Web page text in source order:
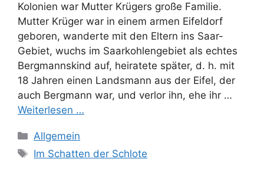
Kolonien war Mutter Krügers große Familie.
Mutter Krüger war in einem armen Eifeldorf
geboren, wanderte mit den Eltern ins Saar-
Gebiet, wuchs im Saarkohlengebiet als echtes
Bergmannskind auf, heiratete später, d. h. mit
18 Jahren einen Landsmann aus der Eifel, der
auch Bergmann war, und verlor ihn, ehe ihr …
Weiterlesen …
Kategorien
Allgemein
Schlagwörter
Im Schatten der Schlote